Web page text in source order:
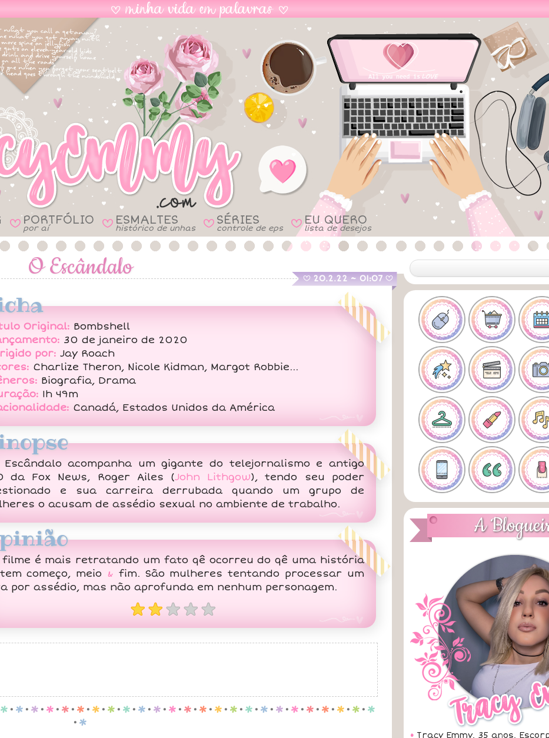
B PORTFÓLIO
por aí B ESMALTES
histórico de unhas B SÉRIES
controle de eps B EU QUERO
lista de desejos
O Escândalo B 20.2.22 ~ 01:07 B
Original: Bombshell
30 de janeiro de 2020
por: Jay Roach
Charlize Theron, Nicole Kidman, Margot Robbie...
Biografia, Drama
1h 49m
Canadá, Estados Unidos da América
Escândalo acompanha um gigante do telejornalismo e antigo
da Fox News, Roger Ailes (John Lithgow), tendo seu poder
e sua carreira derrubada quando um grupo de
o acusam de assédio sexual no ambiente de trabalho.
filme é mais retratando um fato qê ocorreu do qê uma história
começo, meio & fim. São mulheres tentando processar um
por assédio, mas não aprofunda em nenhum personagem.
★★★★★
p . p . p . p . p . p . p . p . p . p . p . p . p . p . p . p . p . p . p . p . p . p . p . p . p
. p
A
• Tracy Emmy. 35 anos.